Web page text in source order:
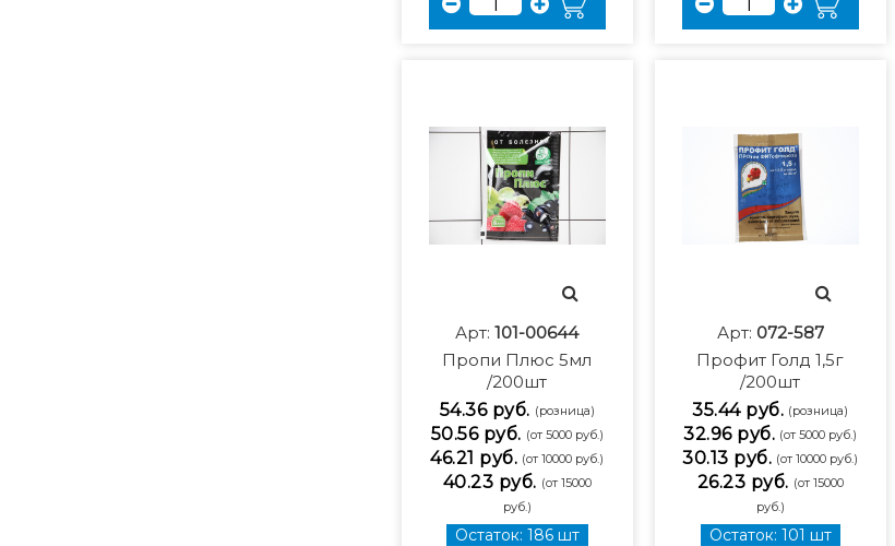
Арт:101-00644
Пропи Плюс 5мл
/200шт
54.36 руб. (розница)
50.56 руб. (от 5000 руб.)
46.21 руб. (от 10000 руб.)
40.23 руб. (от 15000
руб.)
Остаток: 186 шт
Арт: 072-587
Профит Голд 1,5г
/200шт
35.44 руб. (розница)
32.96 руб. (от 5000 руб.)
30.13 руб. (от 10000 руб.)
26.23 руб. (от 15000
руб.)
Остаток: 101 шт